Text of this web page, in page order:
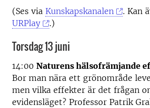
(Ses via Kunskapskanalen
. Kan
URPlay
.)
Torsdag 13 juni
14:00 Naturens hälsofrämjande
Bor man nära ett grönområde
men vilka effekter är det frågan
evidensläget? Professor Patrik